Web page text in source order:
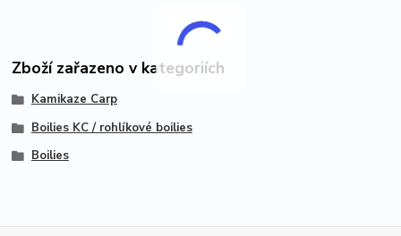
Zboží zařazeno v kategoriích
Kamikaze Carp
Boilies KC / rohlíkové boilies
Boilies